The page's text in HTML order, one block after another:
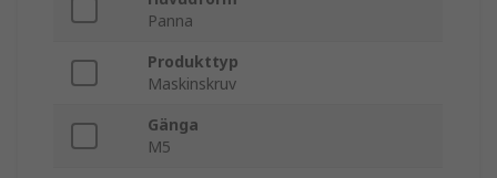
Panna
Produkttyp
Maskinskruv
Gänga
M5